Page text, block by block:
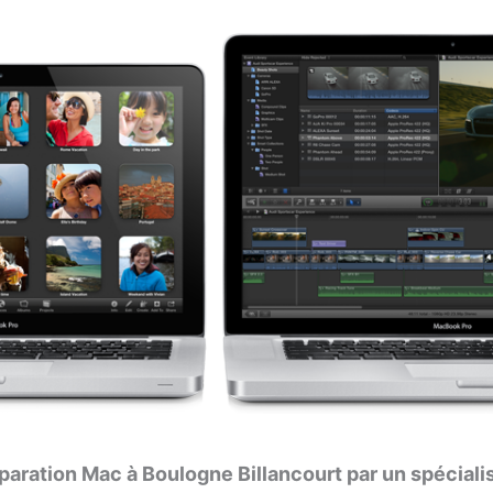
Mac à Boulogne Billancourt par un